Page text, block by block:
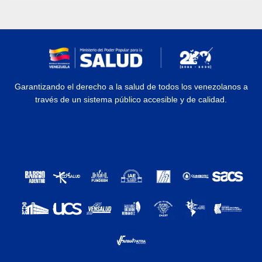
Garantizando el derecho a la salud de todos los venezolanos a
través de un sistema público accesible y de calidad.